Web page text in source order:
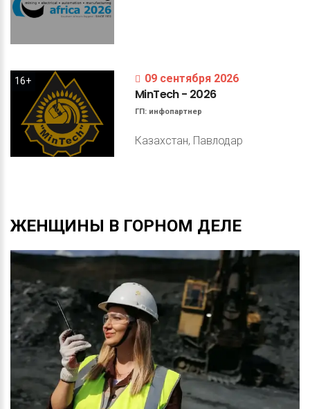
16+ 09 сентября 2026
MinTech- 2026
ГП: инфопартнер
Казахстан, Павлодар
ЖЕНЩИНЫ В ГОРНОМ ДЕЛЕ